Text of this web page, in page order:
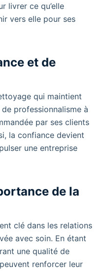
livrer ce qu’elle
vers elle pour ses
et de
qui maintient
professionnalisme à
par ses clients
la confiance devient
une entreprise
de la
clé dans les relations
avec soin. En étant
une qualité de
renforcer leur